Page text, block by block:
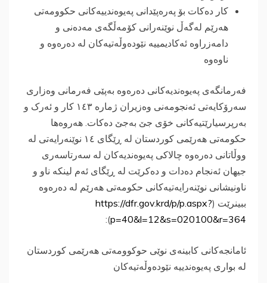
کار دەکات بۆ پەرەپێدانى پەیوەندییەکانى حكوومه‌تی
هه‌رێم لەگەڵ نوێنەرانى کۆمەڵگه‌ى مەدەنى و
دامەزراوە ئەکادیمییە نێودەوڵەتیەکان لە دەرەوە و
ناوەوە
فەرمانگەى پەیوەندیەکانى دەرەوە بەپێى فەرمانى وەزارى
سەرۆکایەتى ئەنجومەنى وەزیران ژمارە ١٤٣ کار و ئەرک و
بەرپرسیارێتیەکانى خۆى جێ بەجێ دەکات. هەروەها
حکومەتى هەرێمى کوردستان لە ڕێگاى ١٤ نوێنەرایەتى لە
ووڵاتانى دەرەوە چالاکى پەیوەندیەکان لە سەرتاسەرى
جیهان ئەنجام دەدات و دەکرێت لە ڕێگاى ئەم لینکە ناو و
ناونیشانى نوێنەرایەتیەکانى حکومەتى هەرێم لە دەرەوە
ببینرێت (https://dfr.gov.krd/p/p.aspx?
p=40&l=12&s=020100&r=364
):
ئامانجەکانی کابینەی نوێی حوکوومەتی هەرێمی کوردستان
لە بواری پەیوەندییە نێودەوڵەتیەکان